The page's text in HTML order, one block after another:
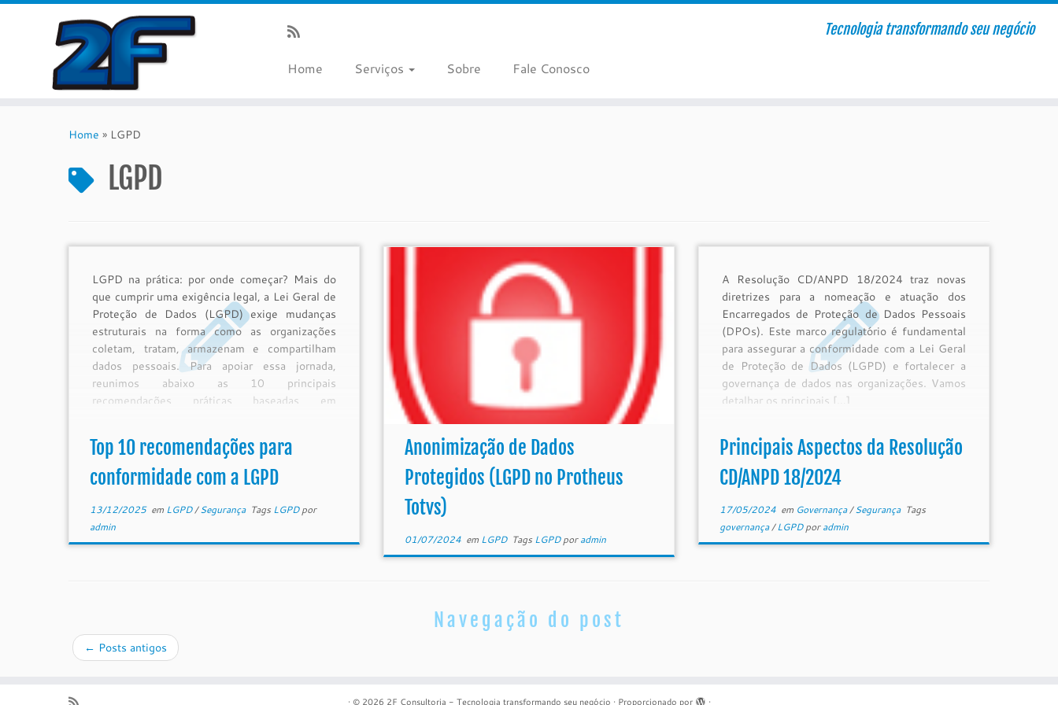
Tecnologia transformando seu negócio
Home Serviços Sobre Fale Conosco
Home » LGPD
LGPD
LGPD na prática: por onde começar? Mais do
que cumprir uma exigência legal, a Lei Geral de
Proteção de Dados (LGPD) exige mudanças
estruturais na forma como as organizações
coletam, tratam, armazenam e compartilham
dados pessoais. Para apoiar essa jornada,
reunimos abaixo as 10 principais
recomendações práticas baseadas em
Top 10 recomendações para
conformidade com a LGPD
13/12/2025em LGPD/Segurança Tags LGPDpor
admin
Anonimização de Dados
Protegidos (LGPD no Protheus
Totvs)
01/07/2024em LGPD Tags LGPDporadmin
A Resolução CD/ANPD 18/2024 traz novas
diretrizes para a nomeação e atuação dos
Encarregados de Proteção de Dados Pessoais
(DPOs). Este marco regulatório é fundamental
para assegurar a conformidade com a Lei Geral
de Proteção de Dados (LGPD) e fortalecer a
governança de dados nas organizações. Vamos
detalhar os principais […]
Principais Aspectos da Resolução
CD/ANPD 18/2024
17/05/2024em Governança/Segurança Tags
governança/LGPDporadmin
Navegação do post
← Posts antigos
· © 2026 2F Consultoria - Tecnologia transformando seu negócio · Proporcionado por ·